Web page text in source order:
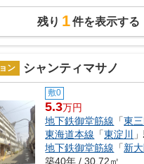
残り 1件を表示する
ン シャンティマサノ
敷0
5.3万円
地下鉄御堂筋線 「東
東海道本線 「東淀川
地下鉄御堂筋線 「新
築40年 / 30.72㎡